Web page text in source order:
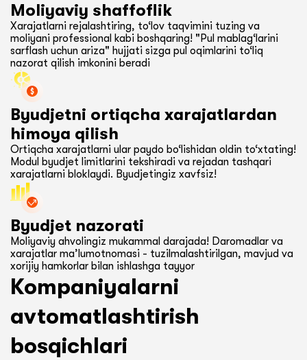
Moliyaviy shaffoflik
Xarajatlarni rejalashtiring, to‘lov taqvimini tuzing va
moliyani professional kabi boshqaring! "Pul mablag‘larini
sarflash uchun ariza" hujjati sizga pul oqimlarini to‘liq
nazorat qilish imkonini beradi
Byudjetni ortiqcha xarajatlardan
himoya qilish
Ortiqcha xarajatlarni ular paydo bo‘lishidan oldin to‘xtating!
Modul byudjet limitlarini tekshiradi va rejadan tashqari
xarajatlarni bloklaydi. Byudjetingiz xavfsiz!
Byudjet nazorati
Moliyaviy ahvolingiz mukammal darajada! Daromadlar va
xarajatlar ma’lumotnomasi - tuzilmalashtirilgan, mavjud va
xorijiy hamkorlar bilan ishlashga tayyor
Kompaniyalarni
avtomatlashtirish
bosqichlari